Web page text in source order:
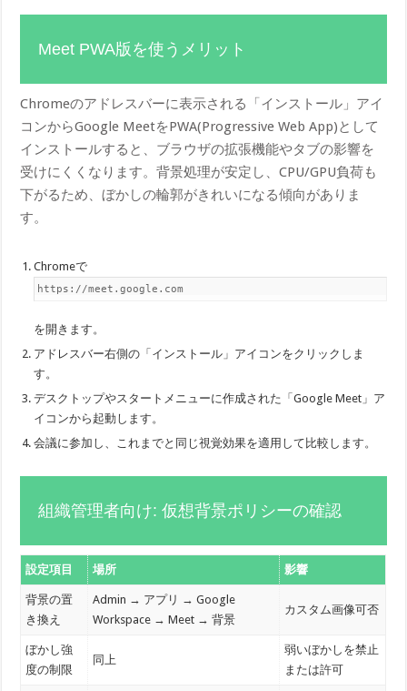
Meet PWA版を使うメリット
Chromeのアドレスバーに表示される「インストール」アイ
コンからGoogle MeetをPWA(Progressive Web App)として
インストールすると、ブラウザの拡張機能やタブの影響を
受けにくくなります。背景処理が安定し、CPU/GPU負荷も
下がるため、ぼかしの輪郭がきれいになる傾向がありま
す。
Chromeで
https://meet.google.com
を開きます。
アドレスバー右側の「インストール」アイコンをクリックしま
す。
デスクトップやスタートメニューに作成された「Google Meet」ア
イコンから起動します。
会議に参加し、これまでと同じ視覚効果を適用して比較します。
組織管理者向け: 仮想背景ポリシーの確認
設定項目 場所 影響
背景の置
き換え
Admin → アプリ → Google
Workspace → Meet → 背景
カスタム画像可否
ぼかし強
度の制限
同上
弱いぼかしを禁止
または許可